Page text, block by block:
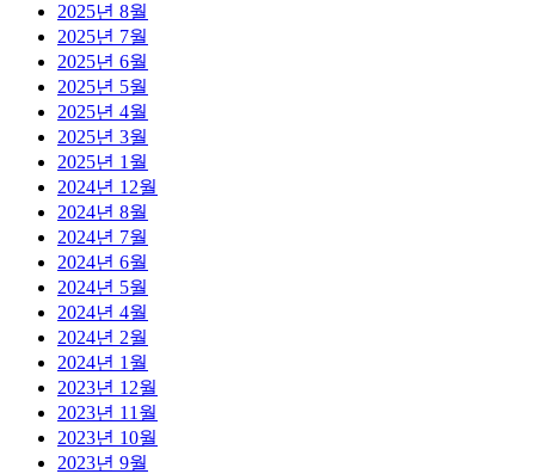
2025년 8월
2025년 7월
2025년 6월
2025년 5월
2025년 4월
2025년 3월
2025년 1월
2024년 12월
2024년 8월
2024년 7월
2024년 6월
2024년 5월
2024년 4월
2024년 2월
2024년 1월
2023년 12월
2023년 11월
2023년 10월
2023년 9월